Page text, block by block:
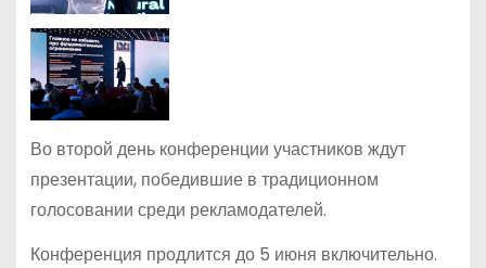
Во второй день конференции участников ждут
презентации, победившие в традиционном
голосовании среди рекламодателей.
Конференция продлится до 5 июня включительно.